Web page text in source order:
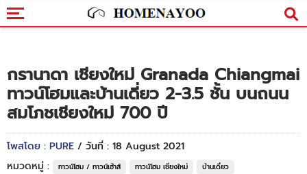
กรานาดา เชียงใหม่ Granada Chiangmai
ทาวน์โฮมและบ้านเดี่ยว 2-3.5 ชั้น บนถนน
สมโภชเชียงใหม่ 700 ปี
โพสโดย : PURE / วันที่ : 18 August 2021
หมวดหมู่ :
ทาวน์โฮม / ทาวน์เฮ้าส์ ทาวน์โฮม เชียงใหม่
บ้านเดี่ยว